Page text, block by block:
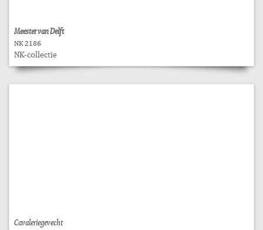
Meester van Delft
NK 2186
NK-collectie
Cavaleriegevecht